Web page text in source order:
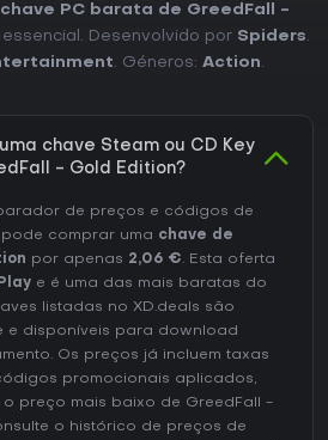
chave PC barata de GreedFall -
Desenvolvido por Spiders.
. Géneros: Action.
chave Steam ou CD Key
- Gold Edition?
de preços e códigos de
comprar uma chave de
por apenas 2,06 €. Esta oferta
e é uma das mais baratas do
listadas no XD.deals são
e disponíveis para download
Os preços já incluem taxas
promocionais aplicados,
preço mais baixo de GreedFall -
o histórico de preços de